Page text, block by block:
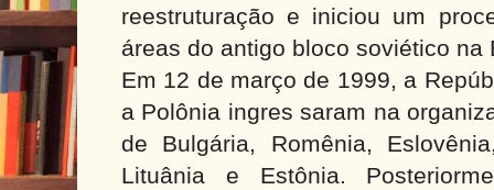
reestruturação e iniciou um
áreas do antigo bloco soviético
Em 12 de março de 1999, a
a Polônia ingres saram na
de Bulgária, Romênia,
Lituânia e Estônia.